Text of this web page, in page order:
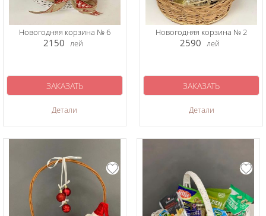
Новогодняя корзина № 6
2150 лей
Детали
ЗАКАЗАТЬ
Новогодняя корзина № 2
2590 лей
Детали
ЗАКАЗАТЬ